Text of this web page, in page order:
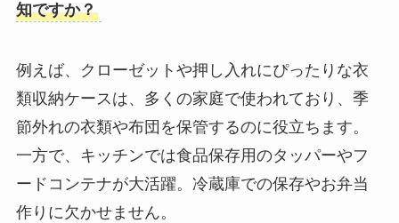
知ですか？
例えば、クローゼットや押し入れにぴったりな衣
類収納ケースは、多くの家庭で使われており、季
節外れの衣類や布団を保管するのに役立ちます。
一方で、キッチンでは食品保存用のタッパーやフ
ードコンテナが大活躍。冷蔵庫での保存やお弁当
作りに欠かせません。